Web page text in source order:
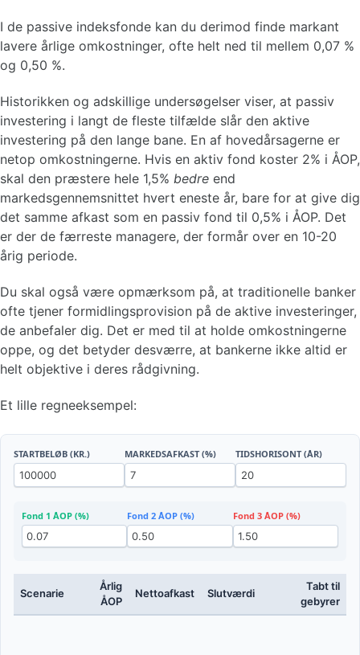
I de passive indeksfonde kan du derimod finde markant
lavere årlige omkostninger, ofte helt ned til mellem 0,07 %
og 0,50 %.
Historikken og adskillige undersøgelser viser, at passiv
investering i langt de fleste tilfælde slår den aktive
investering på den lange bane. En af hovedårsagerne er
netop omkostningerne. Hvis en aktiv fond koster 2% i ÅOP,
skal den præstere hele 1,5% bedre end
markedsgennemsnittet hvert eneste år, bare for at give dig
det samme afkast som en passiv fond til 0,5% i ÅOP. Det
er der de færreste managere, der formår over en 10-20
årig periode.
Du skal også være opmærksom på, at traditionelle banker
ofte tjener formidlingsprovision på de aktive investeringer,
de anbefaler dig. Det er med til at holde omkostningerne
oppe, og det betyder desværre, at bankerne ikke altid er
helt objektive i deres rådgivning.
Et lille regneeksempel:
STARTBELØB (KR.) MARKEDSAFKAST (%) TIDSHORISONT (ÅR)
Fond 1 ÅOP (%) Fond 2 ÅOP (%) Fond 3 ÅOP (%)
Scenarie
Årlig
ÅOP
Nettoafkast Slutværdi
Tabt til
gebyrer